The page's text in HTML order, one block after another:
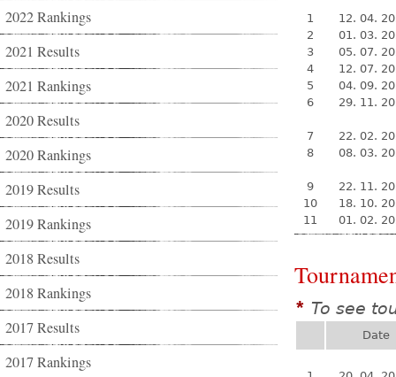
2022 Rankings
2021 Results
2021 Rankings
2020 Results
2020 Rankings
2019 Results
2019 Rankings
2018 Results
2018 Rankings
2017 Results
2017 Rankings
1
12. 04.
2
01. 03.
3
05. 07.
4
12. 07.
5
04. 09.
6
29. 11.
7
22. 02.
8
08. 03.
9
22. 11.
10
18. 10.
11
01. 02.
* To see
Date